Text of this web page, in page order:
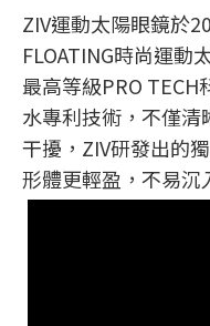
ZIV運動太陽眼鏡於
FLOATING時尚運動
最高等級PRO
水專利技術，不僅
干擾，ZIV研發出的
形體更輕盈，不易